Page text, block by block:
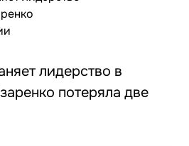
лидерство в
потеряла две